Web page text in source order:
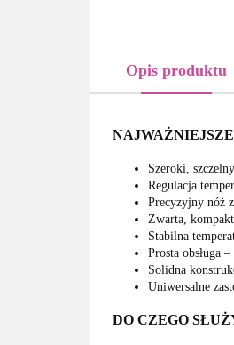
Opis produktu
Szeroki,
Regulacja
Precyzyjny nóż
Zwarta,
Stabilna
Prosta obsługa
Solidna
Uniwersalne
DO CZEGO